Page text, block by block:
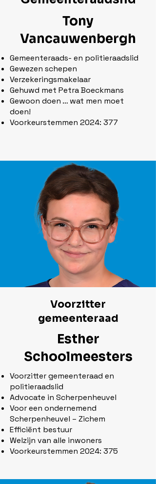
Tony
Vancauwenbergh
Gemeenteraads- en politieraadslid
Gewezen schepen
Verzekeringsmakelaar
Gehuwd met Petra Boeckmans
Gewoon doen … wat men moet
doen!
Voorkeurstemmen 2024: 377
Voorzitter
gemeenteraad
Esther
Schoolmeesters
Voorzitter gemeenteraad en
politieraadslid
Advocate in Scherpenheuvel
Voor een ondernemend
Scherpenheuvel – Zichem
Efficiënt bestuur
Welzijn van alle inwoners
Voorkeurstemmen 2024: 375